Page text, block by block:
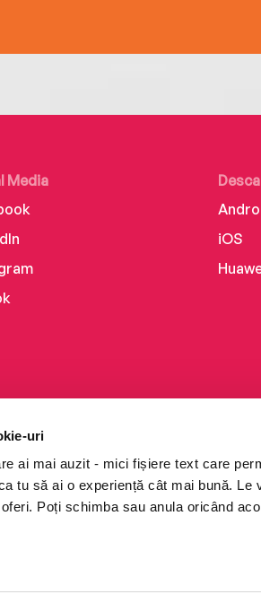
uri
ai mai auzit - mici fișiere text care
tu să ai o experiență cât mai bună. Le
Poți schimba sau anula oricând
Media
iOS